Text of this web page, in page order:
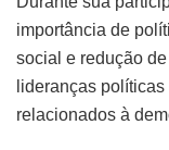
importância de
social e redução
lideranças
relacionados à